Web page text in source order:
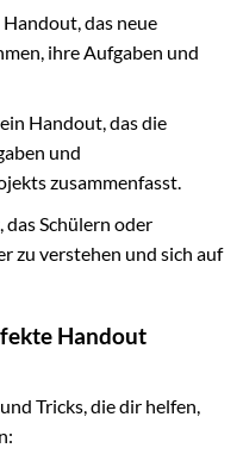
das neue
ihre Aufgaben und
Handout, das die
und
zusammenfasst.
Schülern oder
zu verstehen und sich auf
Handout
Tricks, die dir helfen,